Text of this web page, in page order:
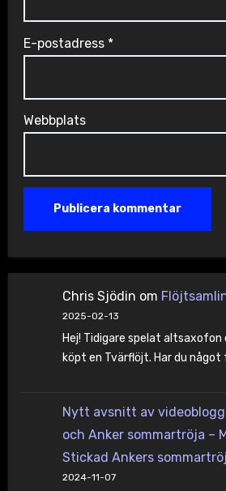
E-postadress *
Webbplats
Chris Sjödin om
2025-02-13
Hej! Tidigare spelat altsaxofon
köpt en Tvärflöjt. Har du något
Nytt avsnitt av
och Anker sommartröja –
Stickad Ankers
2024-11-07